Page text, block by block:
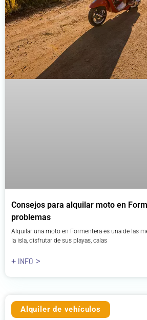
Consejos para alquilar moto en
problemas
Alquilar una moto en Formentera es una de las
la isla, disfrutar de sus playas, calas
+ INFO >
Alquiler de vehículos